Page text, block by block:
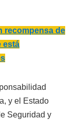
recompensa de
está
y el Estado
Seguridad y